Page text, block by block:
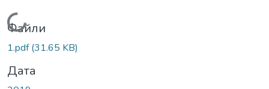
Вантажиться...
Файли
1.pdf(31.65 KB)
Дата